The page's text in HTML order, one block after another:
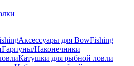
Аксессуары для BowFishing
Гарпуны/Наконечники
Катушки для рыбной ловли